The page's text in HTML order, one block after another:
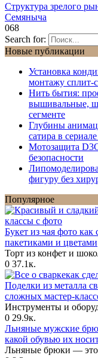
Структура зрелого
Семяныча
068
Search for:
Новые публикации
Установка
монтажу сплит-
Нить бытия:
вышивальные,
сегменте
Глубины
сатира в
Мотозащита
безопасности
фигуру без
Популярное
Букет из чая фото
пакетиками и цветами
Торт из конфет и
0 37.1к.
Поделки из металла
сложных мастер-
Инструменты и
0 29.9к.
Льняные мужские
какой обувью их
Льняные брюки — это